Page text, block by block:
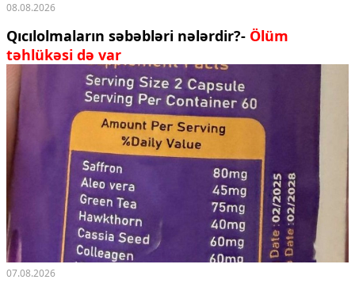
08.08.2026
Qıcılolmaların səbəbləri nələrdir?- Ölüm
təhlükəsi də var
07.08.2026